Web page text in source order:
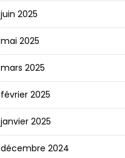
juin 2025
mai 2025
mars 2025
février 2025
janvier 2025
décembre 2024